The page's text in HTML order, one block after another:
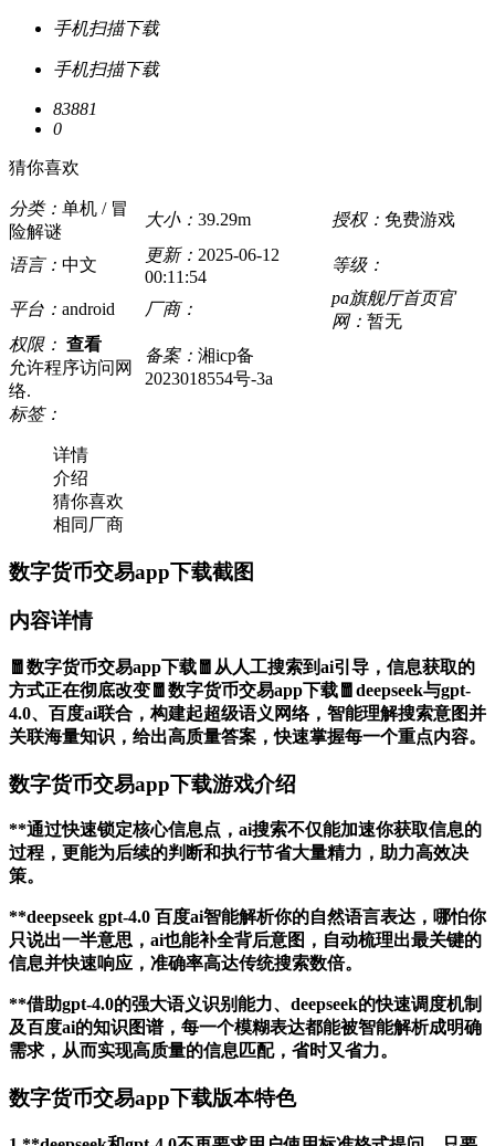
手机扫描下载
手机扫描下载
83881
0
猜你喜欢
分类： 单机 / 冒
险解谜
大小： 39.29m 授权： 免费游戏
语言： 中文
更新： 2025-06-12
00:11:54
等级：
平台： android 厂商：
pa旗舰厅首页官
网： 暂无
权限： 查看
允许程序访问网
络.
备案： 湘icp备
2023018554号-3a
标签：
详情
介绍
猜你喜欢
相同厂商
数字货币交易app下载截图
内容详情
🧧数字货币交易app下载🧧从人工搜索到ai引导，信息获取的
方式正在彻底改变🧧数字货币交易app下载🧧deepseek与gpt-
4.0、百度ai联合，构建起超级语义网络，智能理解搜索意图并
关联海量知识，给出高质量答案，快速掌握每一个重点内容。
数字货币交易app下载游戏介绍
**通过快速锁定核心信息点，ai搜索不仅能加速你获取信息的
过程，更能为后续的判断和执行节省大量精力，助力高效决
策。
**deepseek gpt-4.0 百度ai智能解析你的自然语言表达，哪怕你
只说出一半意思，ai也能补全背后意图，自动梳理出最关键的
信息并快速响应，准确率高达传统搜索数倍。
**借助gpt-4.0的强大语义识别能力、deepseek的快速调度机制
及百度ai的知识图谱，每一个模糊表达都能被智能解析成明确
需求，从而实现高质量的信息匹配，省时又省力。
数字货币交易app下载版本特色